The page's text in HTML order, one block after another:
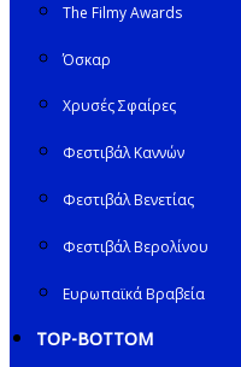
The Filmy Awards
Όσκαρ
Χρυσές Σφαίρες
Φεστιβάλ Καννών
Φεστιβάλ Βενετίας
Φεστιβάλ Βερολίνου
Ευρωπαϊκά Βραβεία
TOP-BOTTOM